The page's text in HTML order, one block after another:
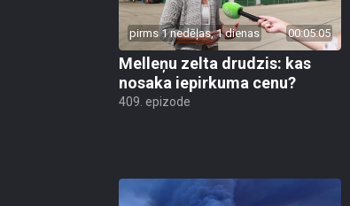
pirms 1 nedēļas, 1 dienas 00:05:05
Melleņu zelta drudzis: kas
nosaka iepirkuma cenu?
409. epizode